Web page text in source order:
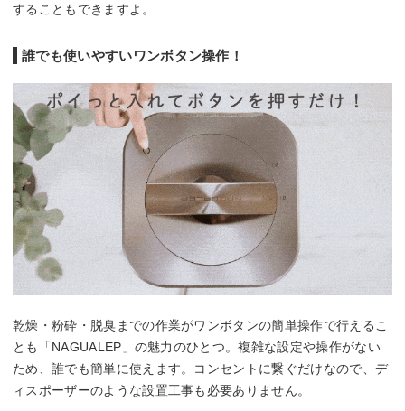
することもできますよ。
誰でも使いやすいワンボタン操作！
乾燥・粉砕・脱臭までの作業がワンボタンの簡単操作で行えるこ
とも「NAGUALEP」の魅力のひとつ。複雑な設定や操作がない
ため、誰でも簡単に使えます。コンセントに繋ぐだけなので、デ
ィスポーザーのような設置工事も必要ありません。